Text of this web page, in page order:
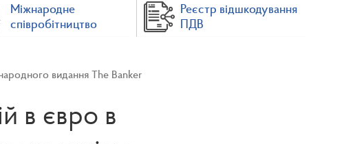
Міжнародне
співробітництво
Реєстр відшкодування
ПДВ
видання The Banker
в євро в